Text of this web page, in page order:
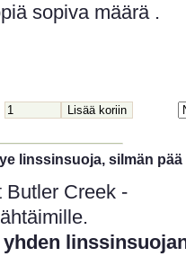
sopiva määrä .
linssinsuoja, silmän pää
Butler Creek -